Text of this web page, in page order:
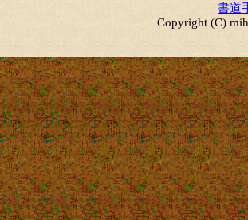
書道
Copyright (C)